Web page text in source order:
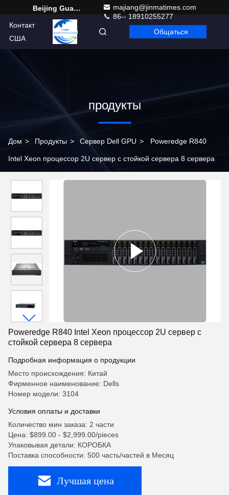
Beijing Guangtian Runze Technology Co., Ltd.
majiang@jinmatimes.com
86-- 18910255277
Контакт
США
Russian Общаться
продукты
Дом > Продукты > Сервер Dell GPU > Poweredge R840
Intel Xeon процессор 2U сервер с стойкой сервера 8 сервера
Poweredge R840 Intel Xeon процессор 2U сервер с
стойкой сервера 8 сервера
Подробная информация о продукции
Место происхождения: Китай
Фирменное наименование: Dells
Номер модели: 3104
Условия оплаты и доставки
Количество мин заказа: 2 части
Цена: $899.00 - $2,999.00/pieces
Упаковывая детали: КОРОБКА
Поставка способности: 500 часть/частей в Месяц
Лучшая цена